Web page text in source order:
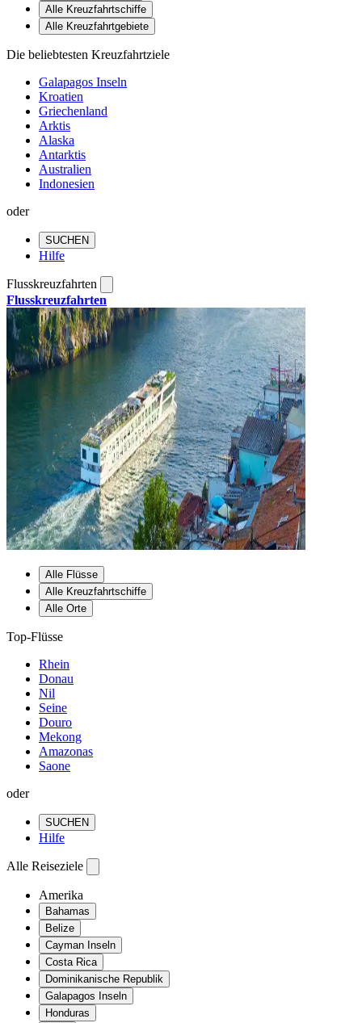
Alle Kreuzfahrtschiffe
Alle Kreuzfahrtgebiete
Die beliebtesten Kreuzfahrtziele
Galapagos Inseln
Kroatien
Griechenland
Arktis
Alaska
Antarktis
Australien
Indonesien
oder
SUCHEN
Hilfe
Flusskreuzfahrten
Flusskreuzfahrten
Alle Flüsse
Alle Kreuzfahrtschiffe
Alle Orte
Top-Flüsse
Rhein
Donau
Nil
Seine
Douro
Mekong
Amazonas
Saone
oder
SUCHEN
Hilfe
Alle Reiseziele
Amerika
Bahamas
Belize
Cayman Inseln
Costa Rica
Dominikanische Republik
Galapagos Inseln
Honduras